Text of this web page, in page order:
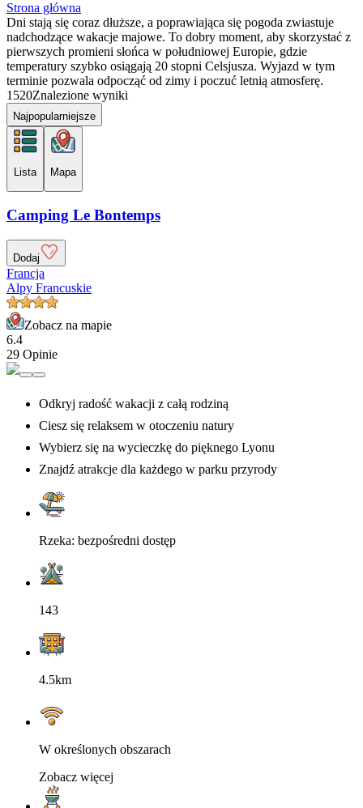
Strona główna
Dni stają się coraz dłuższe, a poprawiająca się pogoda zwiastuje
nadchodzące wakacje majowe. To dobry moment, aby skorzystać z
pierwszych promieni słońca w południowej Europie, gdzie
temperatury szybko osiągają 20 stopni Celsjusza. Wyjazd w tym
terminie pozwala odpocząć od zimy i poczuć letnią atmosferę.
1520Znalezione wyniki
Najpopularniejsze
Lista Mapa
Camping Le Bontemps
Dodaj
Francja
Alpy Francuskie
Zobacz na mapie
6.4
29 Opinie
Odkryj radość wakacji z całą rodziną
Ciesz się relaksem w otoczeniu natury
Wybierz się na wycieczkę do pięknego Lyonu
Znajdź atrakcje dla każdego w parku przyrody
Rzeka: bezpośredni dostęp
143
4.5km
W określonych obszarach
Zobacz więcej